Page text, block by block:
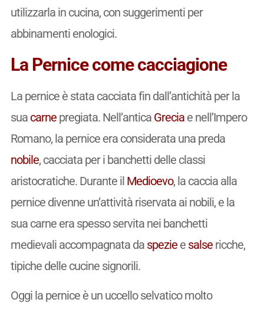
utilizzarla in cucina, con suggerimenti per
abbinamenti enologici.
La Pernice come cacciagione
La pernice è stata cacciata fin dall’antichità per la
sua carnepregiata. Nell’antica Greciae nell’Impero
Romano, la pernice era considerata una preda
nobile, cacciata per i banchetti delle classi
aristocratiche. Durante il Medioevo, la caccia alla
pernice divenne un’attività riservata ai nobili, e la
sua carne era spesso servita nei banchetti
medievali accompagnata da speziee salsericche,
tipiche delle cucine signorili.
Oggi la pernice è un uccello selvatico molto